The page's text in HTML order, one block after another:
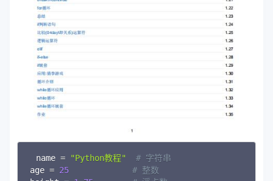
name = "Python教程"
# 字符串
age = 25
# 整数